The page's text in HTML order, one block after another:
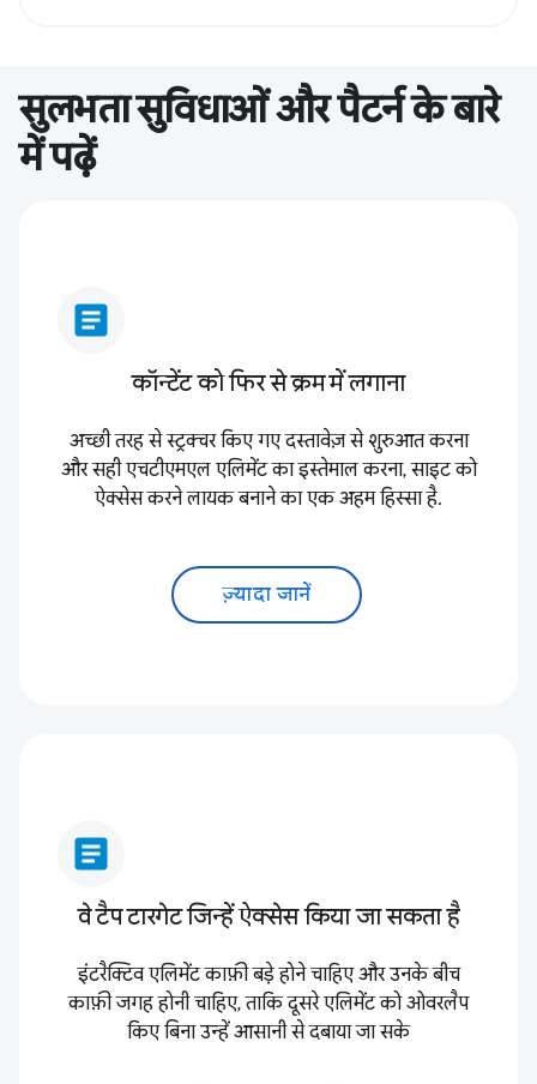
सुलभता सुविधाओं और पैटर्न के बारे
में पढ़ें
article
कॉन्टेंट को फिर से क्रम में लगाना
अच्छी तरह से स्ट्रक्चर किए गए दस्तावेज़ से शुरुआत करना
और सही एचटीएमएल एलिमेंट का इस्तेमाल करना, साइट को
ऐक्सेस करने लायक बनाने का एक अहम हिस्सा है.
ज़्यादा जानें
article
वे टैप टारगेट जिन्हें ऐक्सेस किया जा सकता है
इंटरैक्टिव एलिमेंट काफ़ी बड़े होने चाहिए और उनके बीच
काफ़ी जगह होनी चाहिए, ताकि दूसरे एलिमेंट को ओवरलैप
किए बिना उन्हें आसानी से दबाया जा सके